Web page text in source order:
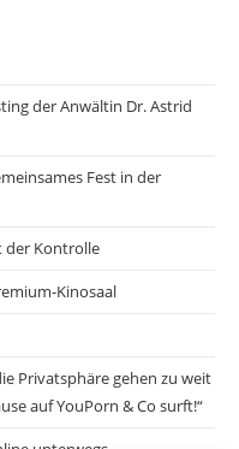
der Anwältin Dr. Astrid
Fest in der
der Kontrolle
Kinosaal
Privatsphäre gehen zu weit
auf YouPorn & Co surft!“